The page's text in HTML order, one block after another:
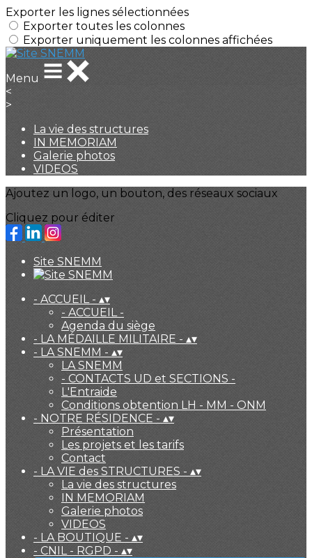
Exporter les lignes sélectionnées
Exporter toutes les colonnes
Exporter uniquement les colonnes affichées
Menu
<
>
La vie des structures
IN MEMORIAM
Galerie photos
VIDEOS
Ajoutez un logo, un bouton, des réseaux sociaux
Cliquez pour éditer
Site SNEMM
- ACCUEIL - ▴▾
- ACCUEIL -
Agenda du siège
- LA MÉDAILLE MILITAIRE - ▴▾
- LA SNEMM - ▴▾
LA SNEMM
- CONTACTS UD et SECTIONS -
L'Entraide
Conditions obtention LH - MM - ONM
- NOTRE RÉSIDENCE - ▴▾
Présentation
Les projets et les tarifs
Contact
- LA VIE des STRUCTURES - ▴▾
La vie des structures
IN MEMORIAM
Galerie photos
VIDEOS
- LA BOUTIQUE - ▴▾
- CNIL - RGPD - ▴▾